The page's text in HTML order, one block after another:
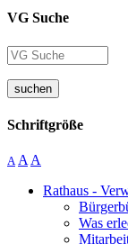
VG Suche
suchen
Schriftgröße
A A A
Rathaus -
Was